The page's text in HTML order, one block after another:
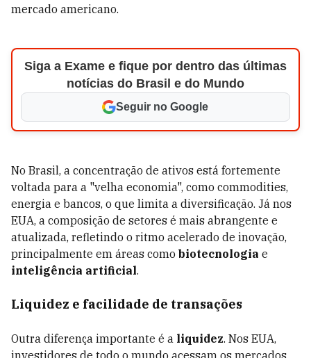
mercado americano.
Siga a Exame e fique por dentro das últimas
notícias do Brasil e do Mundo
Seguir no Google
No Brasil, a concentração de ativos está fortemente
voltada para a "velha economia", como commodities,
energia e bancos, o que limita a diversificação. Já nos
EUA, a composição de setores é mais abrangente e
atualizada, refletindo o ritmo acelerado de inovação,
principalmente em áreas como biotecnologia e
inteligência artificial.
Liquidez e facilidade de transações
Outra diferença importante é a liquidez. Nos EUA,
investidores de todo o mundo acessam os mercados